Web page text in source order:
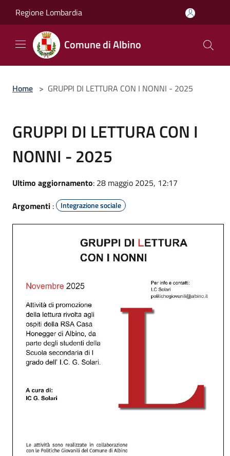
Regione Lombardia
Comune di Albino
Home > GRUPPI DI LETTURA CON I NONNI - 2025
GRUPPI DI LETTURA CON I
NONNI - 2025
Ultimo aggiornamento: 28 maggio 2025, 12:17
Argomenti : Integrazione sociale